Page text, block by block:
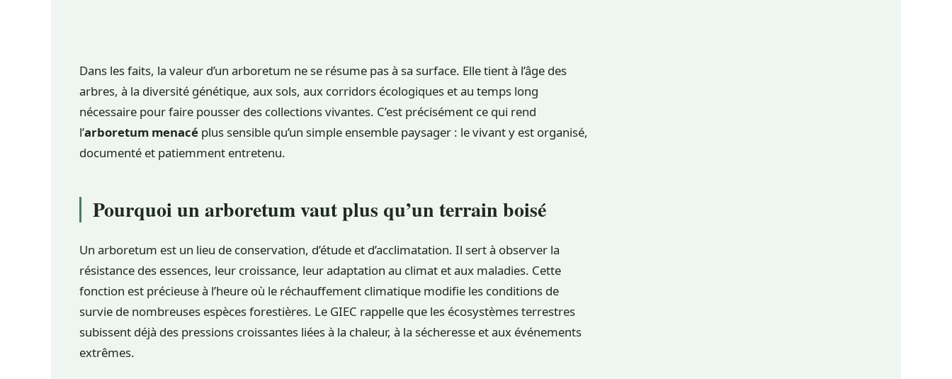
Dans les faits, la valeur d’un arboretum ne se résume pas à sa surface. Elle tient à l’âge des
arbres, à la diversité génétique, aux sols, aux corridors écologiques et au temps long
nécessaire pour faire pousser des collections vivantes. C’est précisément ce qui rend
l’arboretum menacé plus sensible qu’un simple ensemble paysager : le vivant y est organisé,
documenté et patiemment entretenu.
Pourquoi un arboretum vaut plus qu’un terrain boisé
Un arboretum est un lieu de conservation, d’étude et d’acclimatation. Il sert à observer la
résistance des essences, leur croissance, leur adaptation au climat et aux maladies. Cette
fonction est précieuse à l’heure où le réchauffement climatique modifie les conditions de
survie de nombreuses espèces forestières. Le GIEC rappelle que les écosystèmes terrestres
subissent déjà des pressions croissantes liées à la chaleur, à la sécheresse et aux événements
extrêmes.